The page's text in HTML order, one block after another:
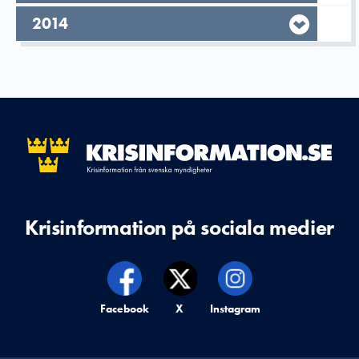
År,
2014
Krisinformation på sociala medier
Krisinformation på,
Facebook Krisinformation på,
X Krisinformation på,
Instagram